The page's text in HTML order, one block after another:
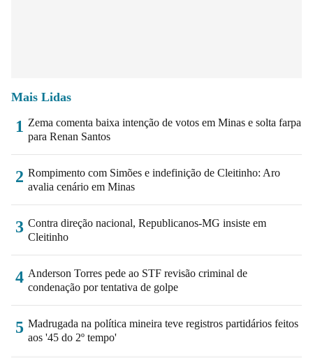
Mais Lidas
1 Zema comenta baixa intenção de votos em Minas e solta farpa
para Renan Santos
2 Rompimento com Simões e indefinição de Cleitinho: Aro
avalia cenário em Minas
3 Contra direção nacional, Republicanos-MG insiste em
Cleitinho
4 Anderson Torres pede ao STF revisão criminal de
condenação por tentativa de golpe
5 Madrugada na política mineira teve registros partidários feitos
aos '45 do 2º tempo'